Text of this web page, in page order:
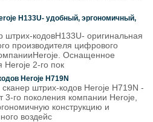
H133U- удобный, эргономичный,
штрих-кодовH133U- оригинальная
производителя цифрового
Оснащенное
Heroje 2-го пок
Heroje H719N
штрих-кодов Heroje H719N -
3-го поколения компании Heroje,
конструкцию и
воздейс